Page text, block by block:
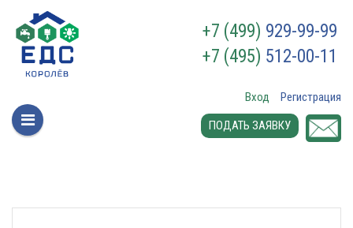
+7 (499) 929-99-99
+7 (495) 512-00-11
Вход
Регистрация
ПОДАТЬ ЗАЯВКУ